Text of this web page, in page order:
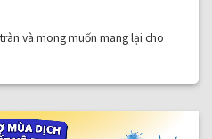
và mong muốn mang lại cho